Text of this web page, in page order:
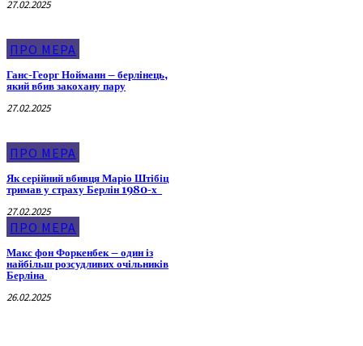
27.02.2025
ПРО МЕРА
Ганс-Георг Нойманн – берлінець,
який вбив закохану пару
27.02.2025
ПРО МЕРА
Як серійний вбивця Маріо Штібіц
тримав у страху Берлін 1980-х
27.02.2025
ПРО МЕРА
Макс фон Форкенбек – один із
найбільш розсудливих очільників
Берліна
26.02.2025